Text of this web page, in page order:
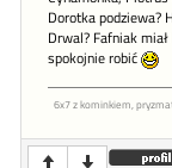
Dorotka podziewa?
Drwal? Fafniak
spokojnie robić
6x7 z kominkiem,